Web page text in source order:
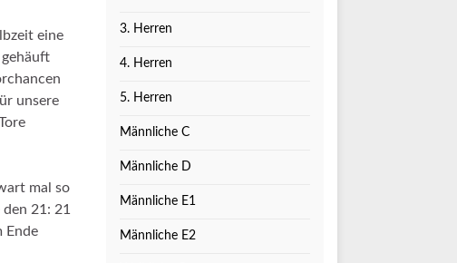
eine
unsere
mal so
21: 21
Ende
3. Herren
4. Herren
5. Herren
Männliche C
Männliche D
Männliche E1
Männliche E2